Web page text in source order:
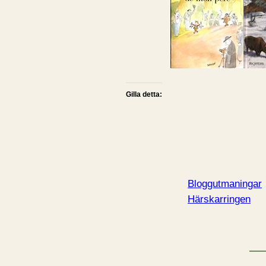
Gilla detta:
Bloggutmaningar
Härskarringen